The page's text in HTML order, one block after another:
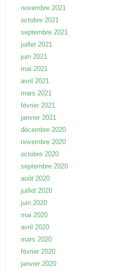
novembre 2021
octobre 2021
septembre 2021
juillet 2021
juin 2021
mai 2021
avril 2021
mars 2021
février 2021
janvier 2021
décembre 2020
novembre 2020
octobre 2020
septembre 2020
août 2020
juillet 2020
juin 2020
mai 2020
avril 2020
mars 2020
février 2020
janvier 2020